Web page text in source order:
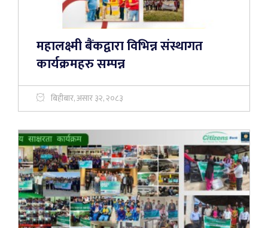
महालक्ष्मी बैंकद्वारा विभिन्न संस्थागत
कार्यक्रमहरु सम्पन्न
बिहीबार, असार ३२, २०८३